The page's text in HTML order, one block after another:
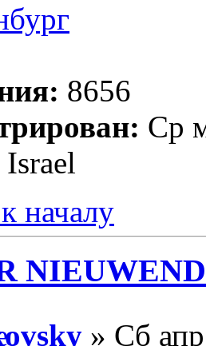
8656
Ср
Israel
началу
» Сб